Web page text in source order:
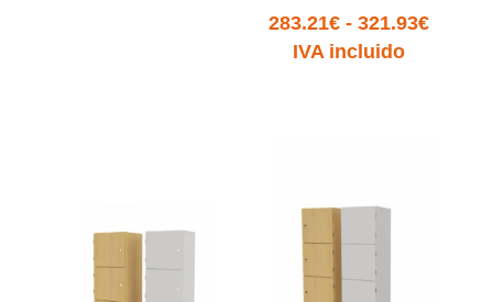
283.21€ - 321.93€Rango
IVA incluido